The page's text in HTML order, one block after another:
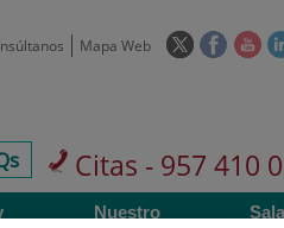
Mapa Web
Este
una
ventana
nueva.
Este
una
ventana
nueva.
Citas - 957 410
Nuestro